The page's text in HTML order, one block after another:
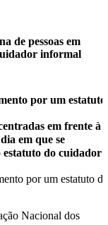
de pessoas em
informal
por um estatuto
em frente à
em que se
estatuto do cuidador
Nacional dos